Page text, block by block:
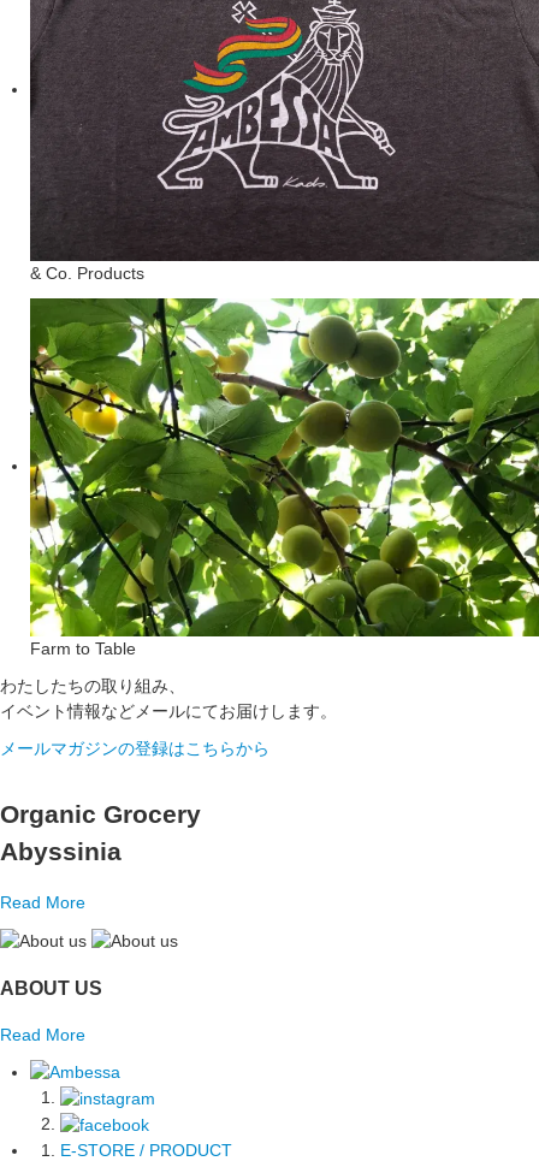
& Co. Products
Farm to Table
わたしたちの取り組み、
イベント情報などメールにてお届けします。
メールマガジンの登録はこちらから
Organic Grocery
Abyssinia
Read More
ABOUT US
Read More
E-STORE / PRODUCT